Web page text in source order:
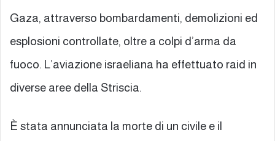
Gaza, attraverso bombardamenti, demolizioni ed
esplosioni controllate, oltre a colpi d’arma da
fuoco. L’aviazione israeliana ha effettuato raid in
diverse aree della Striscia.
È stata annunciata la morte di un civile e il